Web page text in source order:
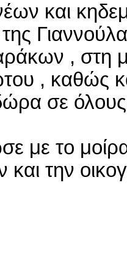
και
της
, στη
, καθώς
σε
με το
την